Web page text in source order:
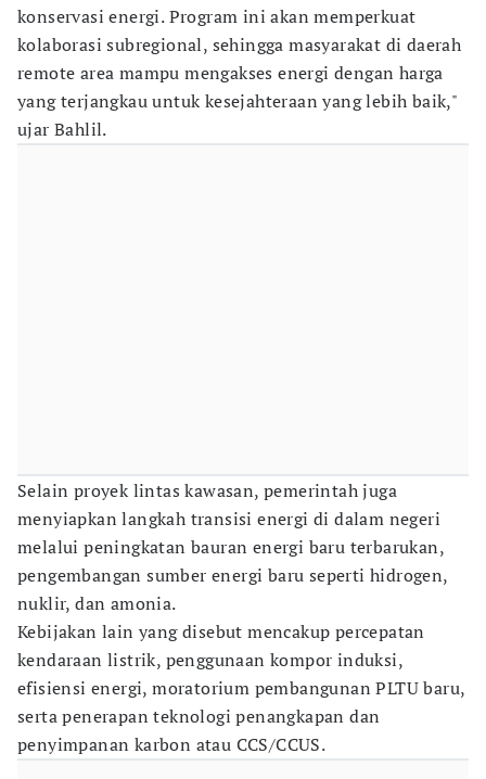
konservasi energi. Program ini akan memperkuat
kolaborasi subregional, sehingga masyarakat di daerah
remote area mampu mengakses energi dengan harga
yang terjangkau untuk kesejahteraan yang lebih baik,"
ujar Bahlil.
Selain proyek lintas kawasan, pemerintah juga
menyiapkan langkah transisi energi di dalam negeri
melalui peningkatan bauran energi baru terbarukan,
pengembangan sumber energi baru seperti hidrogen,
nuklir, dan amonia.
Kebijakan lain yang disebut mencakup percepatan
kendaraan listrik, penggunaan kompor induksi,
efisiensi energi, moratorium pembangunan PLTU baru,
serta penerapan teknologi penangkapan dan
penyimpanan karbon atau CCS/CCUS.